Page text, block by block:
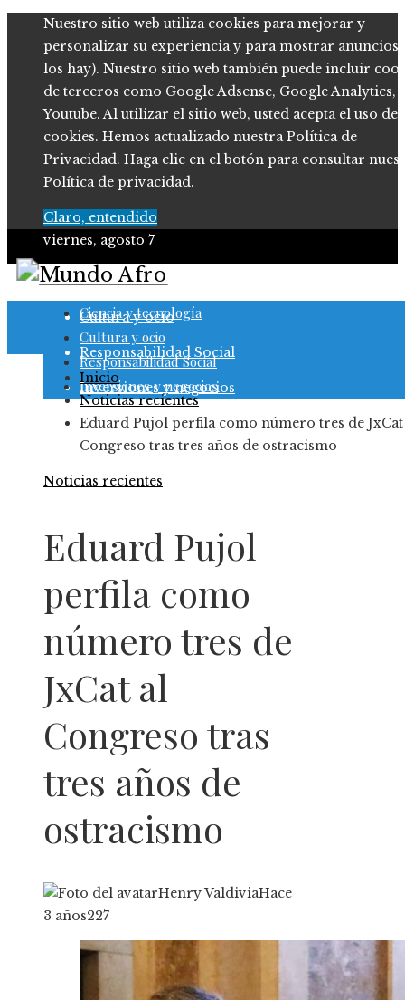
Nuestro sitio web utiliza cookies para mejorar y
personalizar su experiencia y para mostrar anuncios
los hay). Nuestro sitio web también puede incluir
de terceros como Google Adsense, Google Analytics,
Youtube. Al utilizar el sitio web, usted acepta el uso de
cookies. Hemos actualizado nuestra Política de
Privacidad. Haga clic en el botón para consultar
Política de privacidad.
Claro, entendido
viernes, agosto 7
Ciencia y tecnología
Cultura y ocio
Responsabilidad Social
Inversiones y negocios
Ciencia y tecnología
Cultura y ocio
Responsabilidad Social
Inversiones y negocios
Inicio
Noticias recientes
Eduard Pujol perfila como número tres de
Congreso tras tres años de ostracismo
Noticias recientes
Eduard Pujol
perfila como
número tres de
JxCat al
Congreso tras
tres años de
ostracismo
Henry ValdiviaHace
3 años227